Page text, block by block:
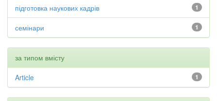
1
підготовка наукових кадрів
1
семінари
за типом вмісту
1
Article